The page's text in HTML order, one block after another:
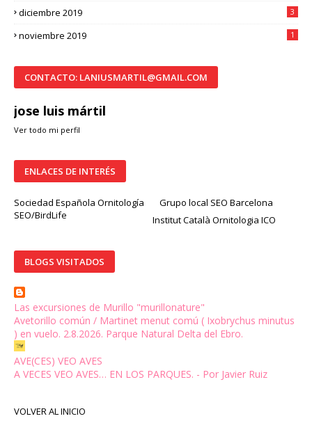
diciembre 2019 3
noviembre 2019 1
CONTACTO: LANIUSMARTIL@GMAIL.COM
jose luis mártil
Ver todo mi perfil
ENLACES DE INTERÉS
Sociedad Española Ornitología
SEO/BirdLife
Grupo local SEO Barcelona
Institut Català Ornitologia ICO
BLOGS VISITADOS
Las excursiones de Murillo "murillonature"
Avetorillo común / Martinet menut comú ( Ixobrychus minutus
) en vuelo. 2.8.2026. Parque Natural Delta del Ebro.
AVE(CES) VEO AVES
A VECES VEO AVES… EN LOS PARQUES. - Por Javier Ruiz
VOLVER AL INICIO